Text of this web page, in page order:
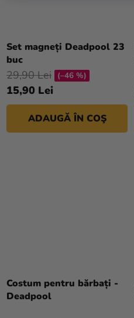
Set magneți Deadpool 23
buc
15,90 Lei
29,90 Lei (–46 %)
ADAUGĂ ÎN COŞ
Costum pentru bărbați -
Deadpool